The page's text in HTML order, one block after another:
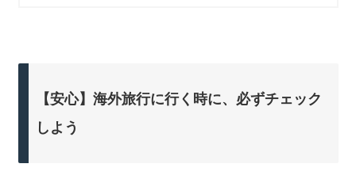
【安心】海外旅行に行く時に、必ずチェック
しよう